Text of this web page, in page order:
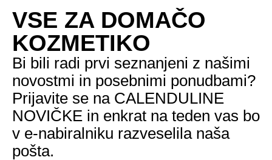
VSE ZA DOMAČO
KOZMETIKO
Bi bili radi prvi seznanjeni z našimi
novostmi in posebnimi ponudbami?
Prijavite se na CALENDULINE
NOVIČKE in enkrat na teden vas bo
v e-nabiralniku razveselila naša
pošta.